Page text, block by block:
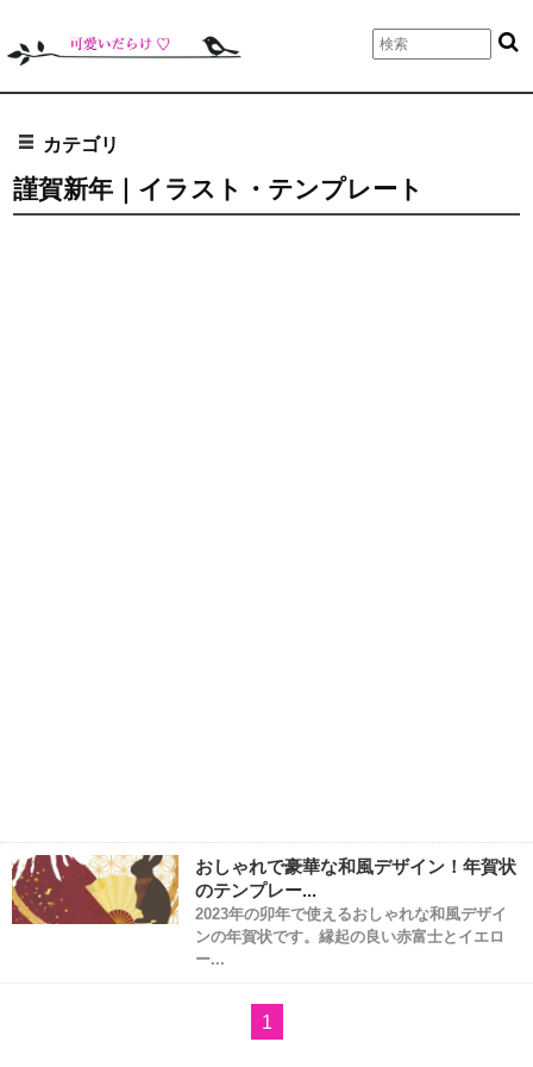
カテゴリ
謹賀新年｜イラスト・テンプレート
おしゃれで豪華な和風デザイン！年賀状
のテンプレー...
2023年の卯年で使えるおしゃれな和風デザイ
ンの年賀状です。縁起の良い赤富士とイエロ
ー...
1